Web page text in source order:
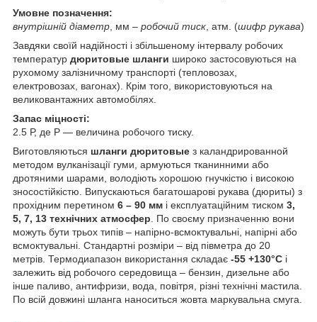
Умовне позначення:
внутрішній діаметр , мм – робочий тиск , атм. (шифр рукава)
Завдяки своїй надійності і збільшеному інтервалу робочих
температур дюритовые шланги широко застосовуються на
рухомому залізничному транспорті (тепловозах,
електровозах, вагонах). Крім того, використовуються на
великовантажних автомобілях.
Запас міцності:
2.5 Р, де Р — величина робочого тиску.
Виготовляються шланги дюритовые з каландрированной
методом вулканізації гуми, армуються тканинними або
дротяними шарами, володіють хорошою гнучкістю і високою
зносостійкістю. Випускаються багатошарові рукава (дюриты) з
прохідним перетином 6 – 90 мм і експлуатаційним тиском 3,
5, 7, 13 технічних атмосфер . По своєму призначенню вони
можуть бути трьох типів – напірно-всмоктувальні, напірні або
всмоктувальні. Стандартні розміри – від півметра до 20
метрів. Термодиапазон використання складає -55 +130°C і
залежить від робочого середовища – бензин, дизельне або
інше паливо, антифризи, вода, повітря, різні технічні мастила.
По всій довжині шланга наноситься жовта маркувальна смуга.